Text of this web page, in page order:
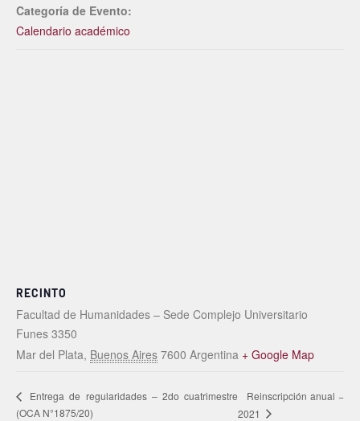
Categoría de Evento:
Calendario académico
RECINTO
Facultad de Humanidades – Sede Complejo Universitario
Funes 3350
Mar del Plata, Buenos Aires 7600 Argentina + Google Map
Entrega de regularidades – 2do cuatrimestre
(OCA N°1875/20)
Reinscripción anual −
2021